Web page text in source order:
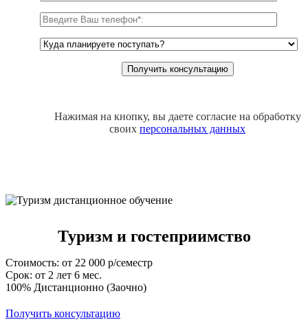
Нажимая на кнопку, вы даете согласие на обработку
своих персональных данных
Туризм и гостеприимство
Стоимость: от 22 000 р/семестр
Срок: от 2 лет 6 мес.
100% Дистанционно (Заочно)
Получить консультацию